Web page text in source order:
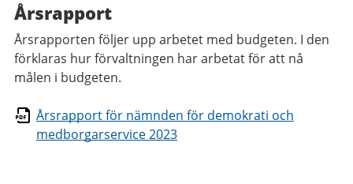
Årsrapport
Årsrapporten följer upp arbetet med budgeten. I den
förklaras hur förvaltningen har arbetat för att nå
målen i budgeten.
Årsrapport för nämnden för demokrati och
medborgarservice 2023